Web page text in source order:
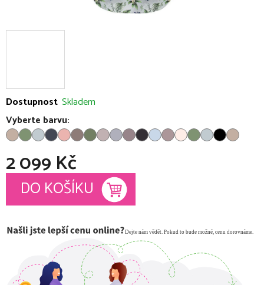
Dostupnost Skladem
Vyberte barvu:
2 099 Kč
Měrná cena:
DO KOŠÍKU